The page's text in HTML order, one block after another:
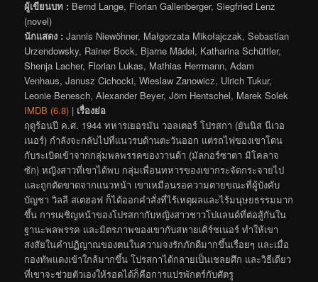
ผู้เขียนบท : Bernd Lange, Florian Gallenberger, Siegfried Lenz
(novel)
นักแสดง : Jannis Niewöhner, Małgorzata Mikołajczak, Sebastian
Urzendowsky, Rainer Bock, Bjarne Mädel, Katharina Schüttler,
Shenja Lacher, Florian Lukas, Mathias Herrmann, Adam
Venhaus, Janusz Cichocki, Wieslaw Zanowicz, Ulrich Tukur,
Leonie Benesch, Alexander Beyer, Jörn Hentschel, Marek Solek
IMDB (6.8) | เรื่องย่อ
ฤดูร้อนปี ค.ศ. 1944 ทหารเยอรมัน วอลเตอร์ โปรสกา (ยันนิส นีเวอ
เนอร์) กำลังจะกลับไปที่แนวรบด้านตะวันออก แต่รถไฟของเขาโดน
กับระเบิดเข้าจากกลุ่มพลพรรคของวานด้า (มัลกอร์ซาตา มิโคลาจ
ซัก) หญิงสาวที่เขาได้พบ กลุ่มเพื่อนทหารของเขากระจัดกระจายไป
และถูกตัดขาดจากแนวหน้า เขาเหมือนรอความตายขณะที่ผู้บังคับ
บัญชา วิลลี สเตฮอฟ ก็ได้ออกคำสั่งที่ไร้เหตุผลและไร้มนุษยธรรมมาก
ขึ้น การเผชิญหน้าของโปรสกากับหญิงสาวชาวโปแลนด์ที่ต่อสู้กันใน
ฐานะพลพรรค และมิตรภาพของเขากับสหายเคิร์ชเนอร์ ทำให้เขา
สงสัยในคำปฏิญาณของตนในความจงรักภักดีมากขึ้นเรื่อยๆ และเมื่อ
กองทัพแดงเข้าใกล้มากขึ้น โปรสกาได้กลายเป็นเชลยศึก และวิธีเดียว
ที่เขาจะช่วยตัวเองให้รอดได้ก็คือการแปรพักตร์กับศัตรู